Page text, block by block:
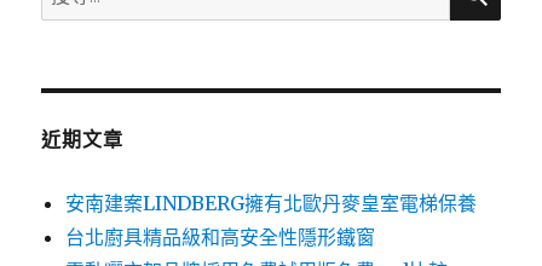
尋
鍵
近期文章
安南建案LINDBERG擁有北歐丹麥皇室電梯保養
台北廚具精品級和高安全性隱形鐵窗